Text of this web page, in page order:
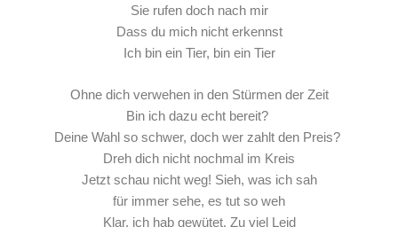
Sie rufen doch nach mir
Dass du mich nicht erkennst
Ich bin ein Tier, bin ein Tier
Ohne dich verwehen in den Stürmen der Zeit
Bin ich dazu echt bereit?
Deine Wahl so schwer, doch wer zahlt den Preis?
Dreh dich nicht nochmal im Kreis
Jetzt schau nicht weg! Sieh, was ich sah
für immer sehe, es tut so weh
Klar, ich hab gewütet. Zu viel Leid